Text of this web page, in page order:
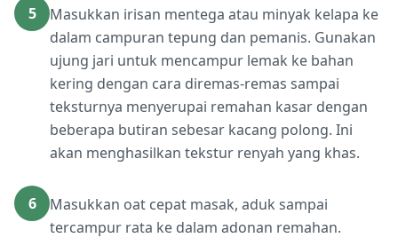
5
Masukkan irisan mentega atau minyak kelapa ke
dalam campuran tepung dan pemanis. Gunakan
ujung jari untuk mencampur lemak ke bahan
kering dengan cara diremas-remas sampai
teksturnya menyerupai remahan kasar dengan
beberapa butiran sebesar kacang polong. Ini
akan menghasilkan tekstur renyah yang khas.
6
Masukkan oat cepat masak, aduk sampai
tercampur rata ke dalam adonan remahan.